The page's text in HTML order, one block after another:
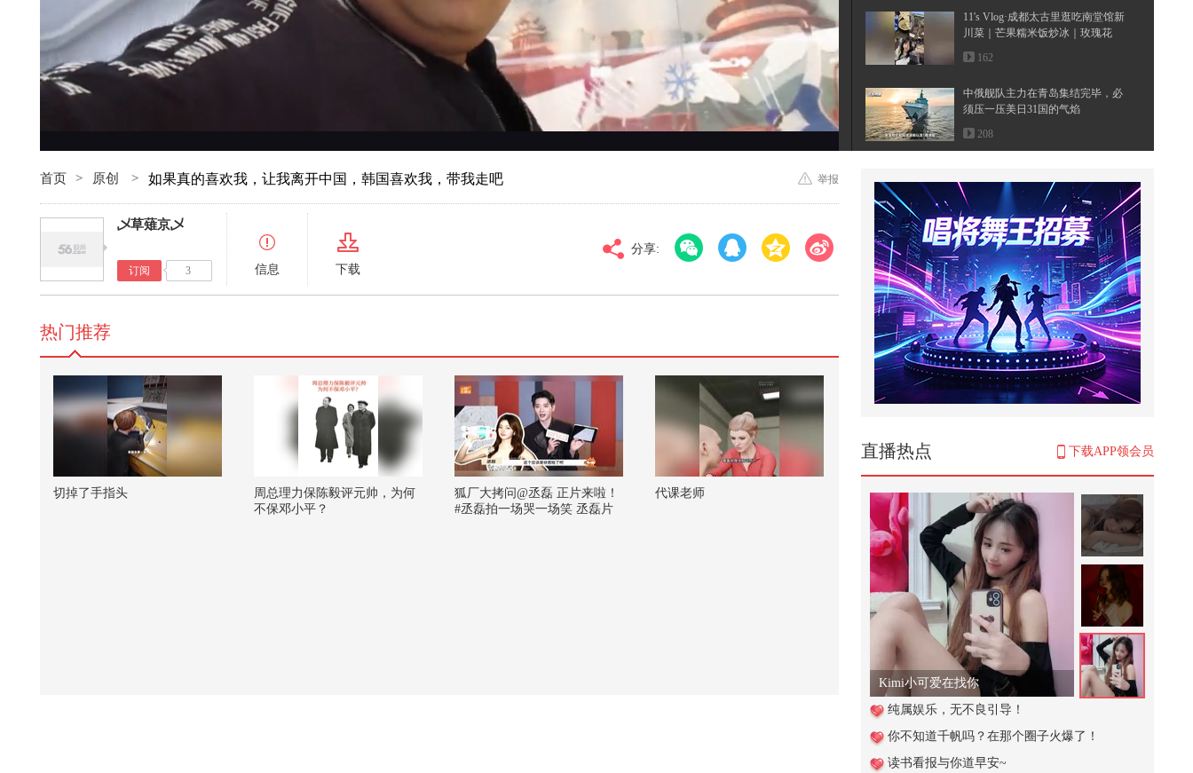
高清 倍速
100
11's Vlog·成都太古里逛吃南堂馆新
川菜｜芒果糯米饭炒冰｜玫瑰花
虾...
162
中俄舰队主力在青岛集结完毕，必
须压一压美日31国的气焰
208
都被忽略了。#全民健康素养提升
@...
1,704
糖尿病的危害有哪些？生活中应该
如何预防@张朝阳 @健康狐 @儿科
马...
9,911
当你的朋友在打暑假工@搞笑狐 @
张朝阳 @小狐
1,134
谁懂青春期的男生有多能吃@搞笑
#快成长计划 #影画演绎未来之星
刚好路过，看到这个小女孩也太调
皮...
536
海边遇到馆长一起玩，寻找光头卡
片，奶龙、雪王、假面、一拳超人
2,868
竟然现场看到了麒麟！！太爽
了！！#2026春季搜狐视频关注流
大会
6,408
杜特尔特阵营秘密求和被拒，小马
667
首页 > 原创 > 如果真的喜欢我，让我离开中国，韩国喜欢我，带我走吧 举报
乄草薙京乄
订阅 3 信息 下载
分享:
直播热点 下载APP领会员
Kimi小可爱在找你
纯属娱乐，无不良引导！
你不知道千帆吗？在那个圈子火爆了！
读书看报与你道早安~
热门推荐
切掉了手指头
周总理力保陈毅评元帅，为何
不保邓小平？
狐厂大拷问️@丞磊 正片来啦！
#丞磊拍一场哭一场笑 丞磊片
代课老师